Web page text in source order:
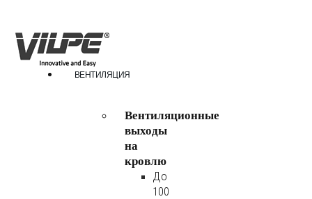
ВЕНТИЛЯЦИЯ
Вентиляционные
выходы
на
кровлю
До
100